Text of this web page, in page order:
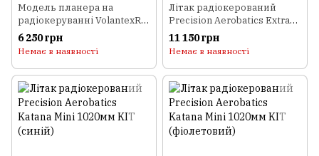
Модель планера на
радіокеруванні VolantexRC
Ranger 600 з Wi-Fi камерою
600мм RTF
6 250 грн
Немає в наявності
Літак радіокерований
Precision Aerobatics Extra
260 1219мм KIT (зелений)
11 150 грн
Немає в наявності